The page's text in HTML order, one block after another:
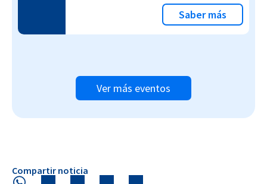
Saber más
Ver más eventos
Compartir noticia